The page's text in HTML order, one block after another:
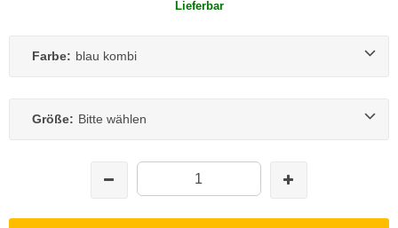
Lieferbar
Farbe: blau kombi
Größe: Bitte wählen